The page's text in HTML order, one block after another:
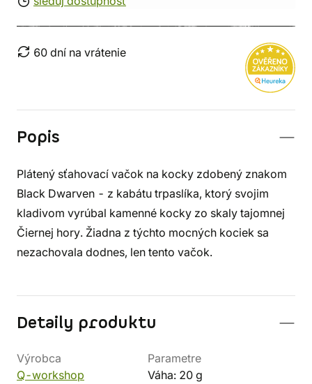
60 dní na vrátenie
Popis
Plátený sťahovací vačok na kocky zdobený znakom
Black Dwarven - z kabátu trpaslíka, ktorý svojim
kladivom vyrúbal kamenné kocky zo skaly tajomnej
Čiernej hory. Žiadna z týchto mocných kociek sa
nezachovala dodnes, len tento vačok.
Detaily produktu
Výrobca
Q-workshop
Parametre
Váha: 20 g